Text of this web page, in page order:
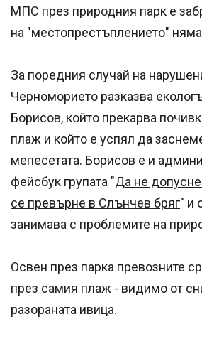
МПС през природния парк е
на "местопрестъплението"
За поредния случай на
Черноморието разказва
Борисов, който прекарва
плаж и който е успял да
мепесетата. Борисов е и
фейсбук групата "Да не
се превърне в Слънчев бряг" и
занимава с проблемите на
Освен през парка превозните
през самия плаж - видимо от
разораната ивица.